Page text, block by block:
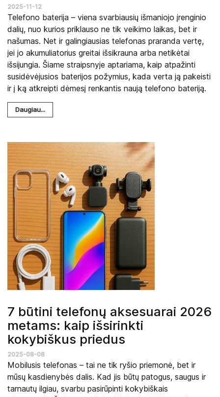
2025-11-12
Telefono baterija – viena svarbiausių išmaniojo įrenginio
dalių, nuo kurios priklauso ne tik veikimo laikas, bet ir
našumas. Net ir galingiausias telefonas praranda vertę,
jei jo akumuliatorius greitai išsikrauna arba netikėtai
išsijungia. Šiame straipsnyje aptariama, kaip atpažinti
susidėvėjusios baterijos požymius, kada verta ją pakeisti
ir į ką atkreipti dėmesį renkantis naują telefono bateriją.
Daugiau...
7 būtini telefonų aksesuarai 2026
metams: kaip išsirinkti
kokybiškus priedus
2025-08-08
Mobilusis telefonas – tai ne tik ryšio priemonė, bet ir
mūsų kasdienybės dalis. Kad jis būtų patogus, saugus ir
tarnautų ilgiau, svarbu pasirūpinti kokybiškais